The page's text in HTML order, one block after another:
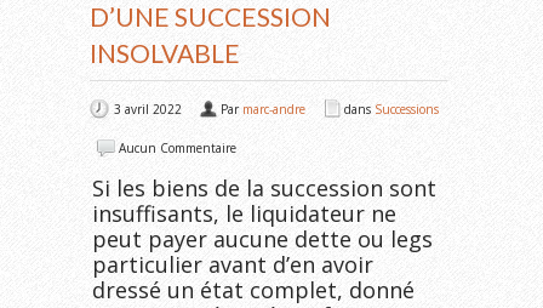
D’UNE SUCCESSION
INSOLVABLE
3 avril 2022 Par marc-andre dans Successions
Aucun Commentaire
Si les biens de la succession sont
insuffisants, le liquidateur ne
peut payer aucune dette ou legs
particulier avant d’en avoir
dressé un état complet, donné